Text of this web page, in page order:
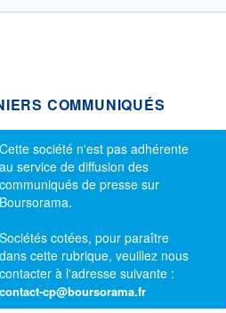
COMMUNIQUÉS
Message d'information
Cette société n'est pas adhérente
au service de diffusion des
communiqués de presse sur
Boursorama.
Sociétés cotées, pour paraître
dans cette rubrique, veuillez nous
contacter à l'adresse suivante :
contact-cp@boursorama.fr